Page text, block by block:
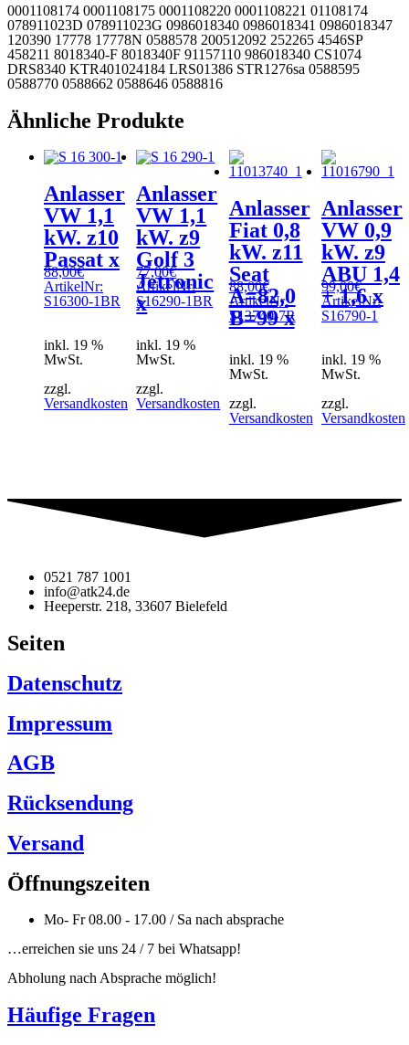
0001108174 0001108175 0001108220 0001108221 01108174
078911023D 078911023G 0986018340 0986018341 0986018347
120390 17778 17778N 0588578 200512092 252265 4546SP
458211 8018340-F 8018340F 91157110 986018340 CS1074
DRS8340 KTR401024184 LRS01386 STR1276sa 0588595
0588770 0588662 0588646 0588816
Ähnliche Produkte
Anlasser
VW 1,1
kW. z10
Passat x
88,00€
ArtikelNr:
S16300-1BR
inkl. 19 %
MwSt.
zzgl.
Versandkosten
Anlasser
VW 1,1
kW. z9
Golf 3
Jetronic
x
77,00€
ArtikelNr:
S16290-1BR
inkl. 19 %
MwSt.
zzgl.
Versandkosten
Anlasser
Fiat 0,8
kW. z11
Seat
A=82,0
B=99 x
88,00€
ArtikelNr:
S13740-7R
inkl. 19 %
MwSt.
zzgl.
Versandkosten
Anlasser
VW 0,9
kW. z9
ABU 1,4
+ 1,6 x
99,00€
ArtikelNr:
S16790-1
inkl. 19 %
MwSt.
zzgl.
Versandkosten
0521 787 1001
info@atk24.de
Heeperstr. 218, 33607 Bielefeld
Seiten
Datenschutz
Impressum
AGB
Rücksendung
Versand
Öffnungszeiten
Mo- Fr 08.00 - 17.00 / Sa nach absprache
…erreichen sie uns 24 / 7 bei Whatsapp!
Abholung nach Absprache möglich!
Häufige Fragen